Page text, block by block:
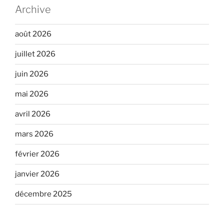
Archive
août 2026
juillet 2026
juin 2026
mai 2026
avril 2026
mars 2026
février 2026
janvier 2026
décembre 2025